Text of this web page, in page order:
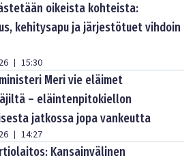
oikeista kohteista:
kehitysapu ja järjestötuet vihdoin
| 15:30
Meri vie eläimet
– eläintenpitokiellon
jatkossa jopa vankeutta
| 14:27
Kansainvälinen